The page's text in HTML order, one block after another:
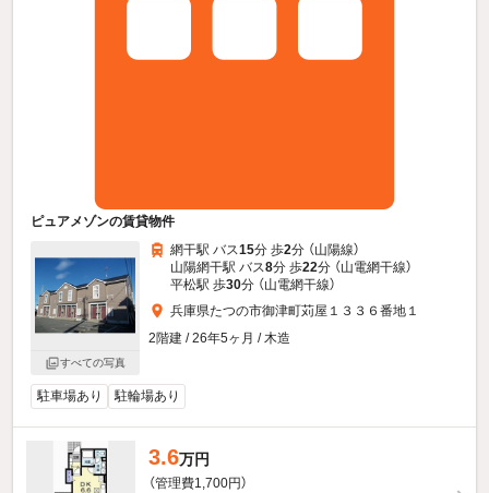
ピュアメゾンの賃貸物件
すべての写真
網干駅 バス15分 歩2分 （山陽線）
山陽網干駅 バス8分 歩22分 （山電網干線）
平松駅 歩30分 （山電網干線）
兵庫県たつの市御津町苅屋１３３６番地１
2階建 / 26年5ヶ月 / 木造
駐車場あり 駐輪場あり
3.6万円
（管理費1,700円）